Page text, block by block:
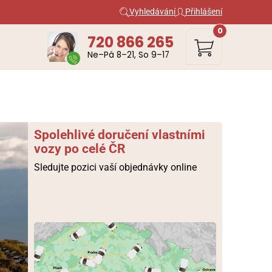
Vyhledávání Přihlášení
720 866 265
Ne–Pá 8–21, So 9–17
0
Spolehlivé doručení vlastními
vozy po celé ČR
Sledujte pozici vaší objednávky online